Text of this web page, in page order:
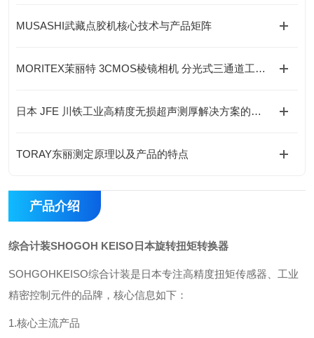
MUSASHI武藏点胶机核心技术与产品矩阵
MORITEX茉丽特 3CMOS棱镜相机 分光式三通道工业彩色成像检测相机
日本 JFE 川铁工业高精度无损超声测厚解决方案的优势有哪些？
TORAY东丽测定原理以及产品的特点
产品介绍
综合计装SHOGOH KEISO日本旋转扭矩转换器
SOHGOHKEISO综合计装是日本专注高精度扭矩传感器、工业
精密控制元件的品牌，核心信息如下：
1.核心主流产品